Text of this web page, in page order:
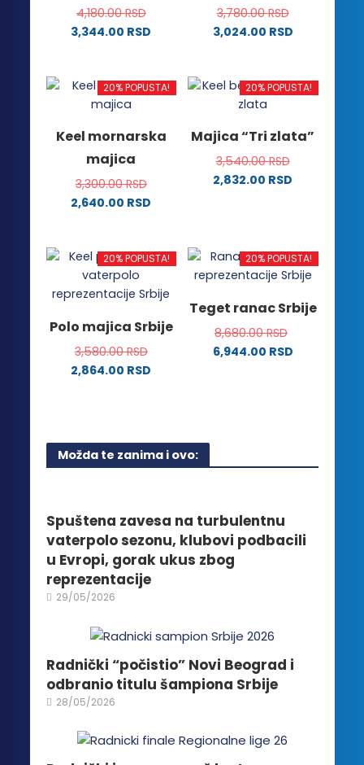
na
stranici
stranici
proizvoda.
4,180.00RSD
3,344.00 RSD
ima
više
Opcije
mogu
biti
izabrane
proizvoda.
3,780.00RSD
3,024.00 RSD
ima
više
Opcije
mogu
biti
proizvoda.
20% POPUSTA!
Keel mornarska
majica
3,300.00RSD
2,640.00 RSD
ima
više
varijanti.
mogu
biti
izabrane
20% POPUSTA!
Majica “Tri zlata”
3,540.00RSD
2,832.00 RSD
više
varijanti.
mogu
biti
izabrane
20% POPUSTA!
Polo majica Srbije
3,580.00RSD
2,864.00 RSD
više
varijanti.
biti
izabrane
na
stranici
proizvoda.
20% POPUSTA!
Teget ranac Srbije
8,680.00RSD
6,944.00 RSD
Možda te zanima i ovo:
Spuštena zavesa na turbulentnu
vaterpolo sezonu, klubovi podbacili
u Evropi, gorak ukus zbog
reprezentacije
29/05/2026
Radnički “počistio” Novi Beograd i
odbranio titulu šampiona Srbije
28/05/2026